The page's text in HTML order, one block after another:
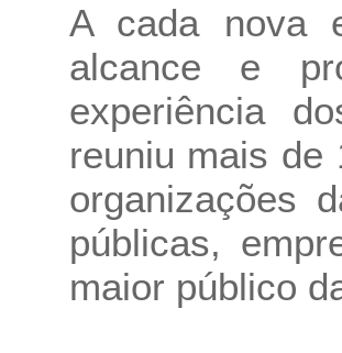
A cada nova
alcance e
experiência
reuniu mais de
organizações
públicas,
maior público